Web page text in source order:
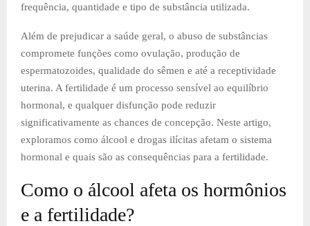
frequência, quantidade e tipo de substância utilizada.
Além de prejudicar a saúde geral, o abuso de substâncias
compromete funções como ovulação, produção de
espermatozoides, qualidade do sêmen e até a receptividade
uterina. A fertilidade é um processo sensível ao equilíbrio
hormonal, e qualquer disfunção pode reduzir
significativamente as chances de concepção. Neste artigo,
exploramos como álcool e drogas ilícitas afetam o sistema
hormonal e quais são as consequências para a fertilidade.
Como o álcool afeta os hormônios
e a fertilidade?